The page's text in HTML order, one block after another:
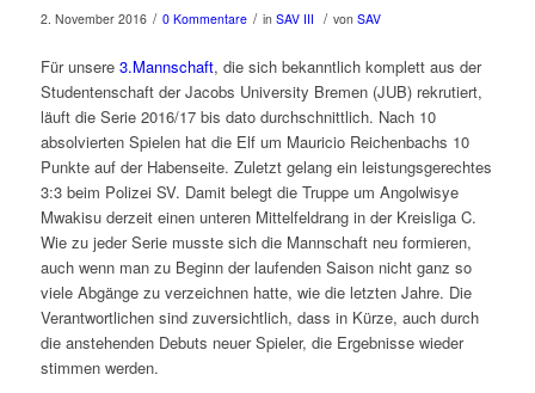
2. November 2016 / 0 Kommentare / in SAV III / von SAV
Für unsere 3.Mannschaft, die sich bekanntlich komplett aus der
Studentenschaft der Jacobs University Bremen (JUB) rekrutiert,
läuft die Serie 2016/17 bis dato durchschnittlich. Nach 10
absolvierten Spielen hat die Elf um Mauricio Reichenbachs 10
Punkte auf der Habenseite. Zuletzt gelang ein leistungsgerechtes
3:3 beim Polizei SV. Damit belegt die Truppe um Angolwisye
Mwakisu derzeit einen unteren Mittelfeldrang in der Kreisliga C.
Wie zu jeder Serie musste sich die Mannschaft neu formieren,
auch wenn man zu Beginn der laufenden Saison nicht ganz so
viele Abgänge zu verzeichnen hatte, wie die letzten Jahre. Die
Verantwortlichen sind zuversichtlich, dass in Kürze, auch durch
die anstehenden Debuts neuer Spieler, die Ergebnisse wieder
stimmen werden.